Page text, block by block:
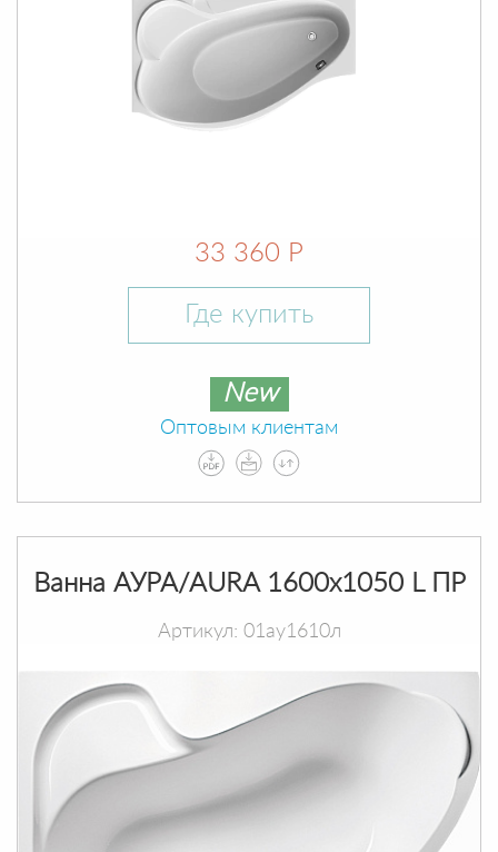
33 360 Р
Где купить
New
Оптовым клиентам
Ванна АУРА/AURA 1600х1050 L ПР
Артикул: 01ау1610л